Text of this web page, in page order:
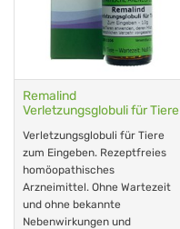
Remalind
Verletzungsglobuli für Tiere
Verletzungsglobuli für Tiere
zum Eingeben. Rezeptfreies
homöopathisches
Arzneimittel. Ohne Wartezeit
und ohne bekannte
Nebenwirkungen und